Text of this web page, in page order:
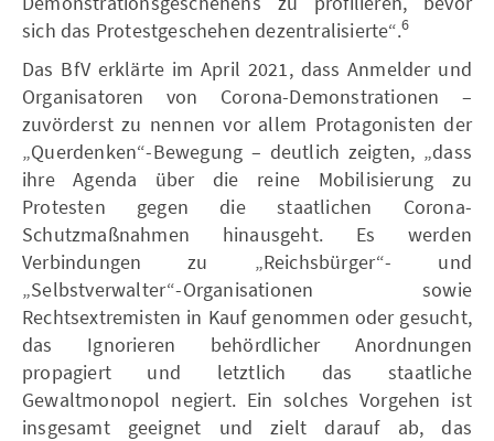
sich das Protestgeschehen dezentralisierte“.6
Das BfV erklärte im April 2021, dass Anmelder und
Organisatoren von Corona-Demonstrationen –
zuvörderst zu nennen vor allem Protagonisten der
„Querdenken“-Bewegung – deutlich zeigten, „dass
ihre Agenda über die reine Mobilisierung zu
Protesten gegen die staatlichen Corona-
Schutzmaßnahmen hinausgeht. Es werden
Verbindungen zu „Reichsbürger“- und
„Selbstverwalter“-Organisationen sowie
Rechtsextremisten in Kauf genommen oder gesucht,
das Ignorieren behördlicher Anordnungen
propagiert und letztlich das staatliche
Gewaltmonopol negiert. Ein solches Vorgehen ist
insgesamt geeignet und zielt darauf ab, das